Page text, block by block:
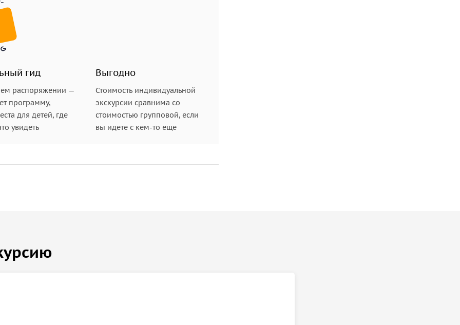
гид
распоряжении —
программу,
для детей, где
увидеть
Выгодно
Стоимость индивидуальной
экскурсии сравнима со
стоимостью групповой, если
вы идете с кем-то еще